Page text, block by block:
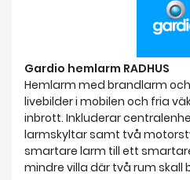
Gardio hemlarm RADHUS
Hemlarm med brandlarm
livebilder i mobilen och fria
inbrott. Inkluderar
larmskyltar samt två
smartare larm till ett
mindre villa där två rum skall